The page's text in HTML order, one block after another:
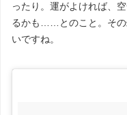
ったり。運がよければ、
るかも……とのこと。その
いですね。